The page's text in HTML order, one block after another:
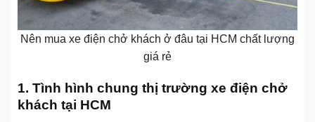
Nên mua xe điện chở khách ở đâu tại HCM chất lượng
giá rẻ
1. Tình hình chung thị trường xe điện chở
khách tại HCM